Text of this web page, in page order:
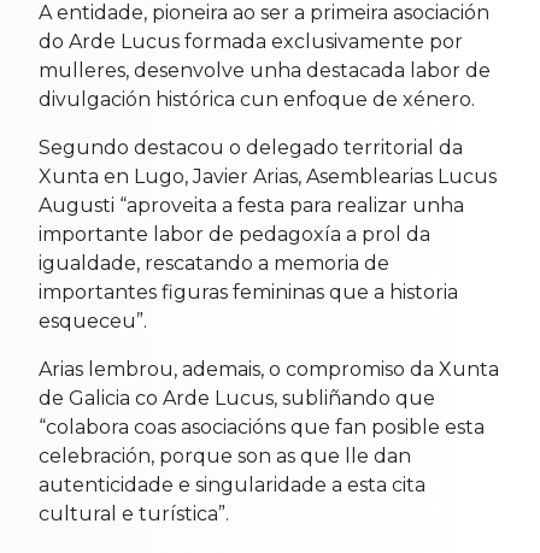
A entidade, pioneira ao ser a primeira asociación
do Arde Lucus formada exclusivamente por
mulleres, desenvolve unha destacada labor de
divulgación histórica cun enfoque de xénero.
Segundo destacou o delegado territorial da
Xunta en Lugo, Javier Arias, Asemblearias Lucus
Augusti “aproveita a festa para realizar unha
importante labor de pedagoxía a prol da
igualdade, rescatando a memoria de
importantes figuras femininas que a historia
esqueceu”.
Arias lembrou, ademais, o compromiso da Xunta
de Galicia co Arde Lucus, subliñando que
“colabora coas asociacións que fan posible esta
celebración, porque son as que lle dan
autenticidade e singularidade a esta cita
cultural e turística”.